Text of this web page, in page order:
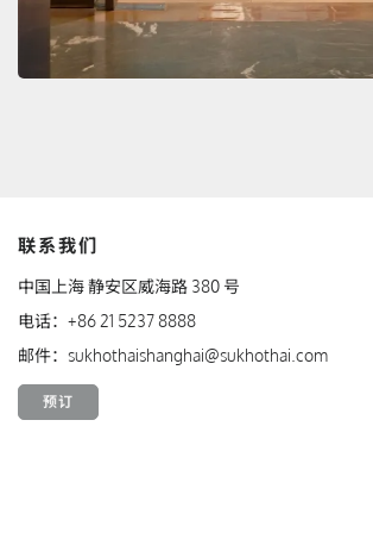
联系我们
中国上海 静安区威海路 380 号
电话： +86 21 5237 8888
邮件： sukhothaishanghai@sukhothai.com
预订